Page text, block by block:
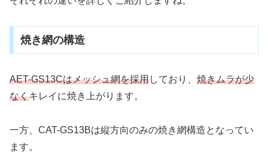
焼き網の構造
AET-GS13Cはメッシュ網を採用しており、 焼きムラが少
なくキレイに焼き上がります。
一方、CAT-GS13Bは縦方向のみの焼き網構造となってい
ます。